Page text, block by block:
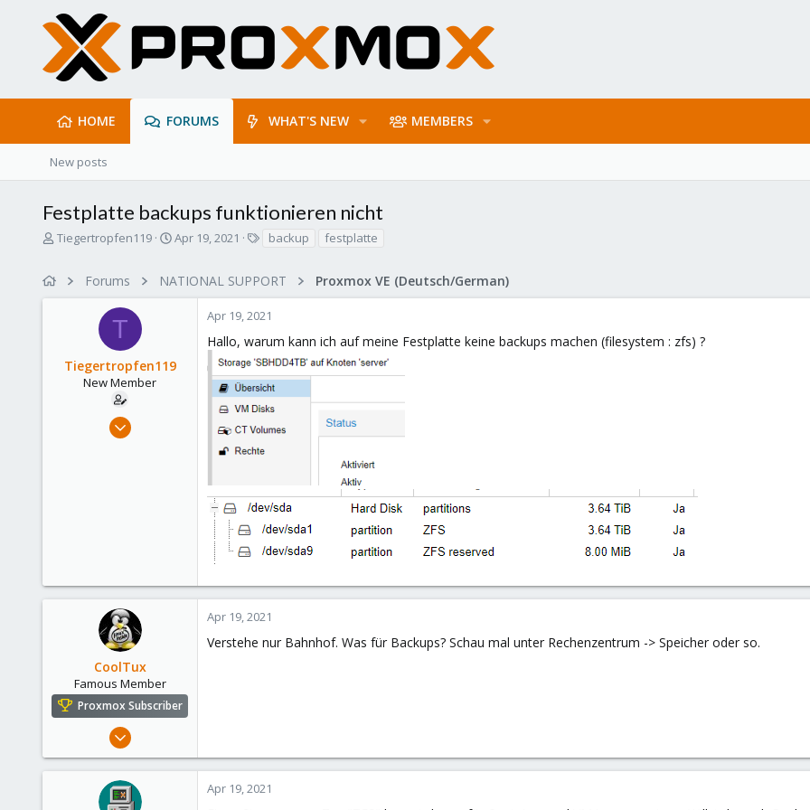
HOME FORUMS WHAT'S NEW MEMBERS
New posts
Festplatte backups funktionieren nicht
T
a
Tiegertropfen119
S
r
t
e
Apr 19, 2021
s
backup festplatte
Forums NATIONAL SUPPORT Proxmox VE (Deutsch/German)
T
Tiegertropfen119
New Member
Apr 8, 2021
Apr 19, 2021
Hallo, warum kann ich auf meine Festplatte keine backups machen (filesystem : zfs) ?
CoolTux
Famous Member
Proxmox Subscriber
Mar 14, 2019
232
Apr 19, 2021
Verstehe nur Bahnhof. Was für Backups? Schau mal unter Rechenzentrum -> Speicher oder so.
Apr 19, 2021